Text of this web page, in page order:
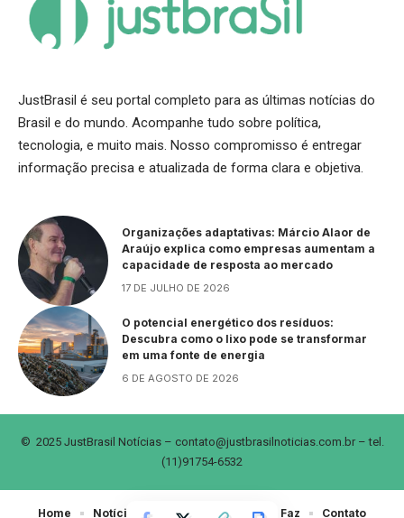
JustBrasil é seu portal completo para as últimas notícias do
Brasil e do mundo. Acompanhe tudo sobre política,
tecnologia, e muito mais. Nosso compromisso é entregar
informação precisa e atualizada de forma clara e objetiva.
Organizações adaptativas: Márcio Alaor de
Araújo explica como empresas aumentam a
capacidade de resposta ao mercado
17 DE JULHO DE 2026
O potencial energético dos resíduos:
Descubra como o lixo pode se transformar
em uma fonte de energia
6 DE AGOSTO DE 2026
© 2025 JustBrasil Notícias – contato@justbrasilnoticias.com.br– tel.
(11)91754-6532
Home Notícias Sobre Nós Quem Faz Contato